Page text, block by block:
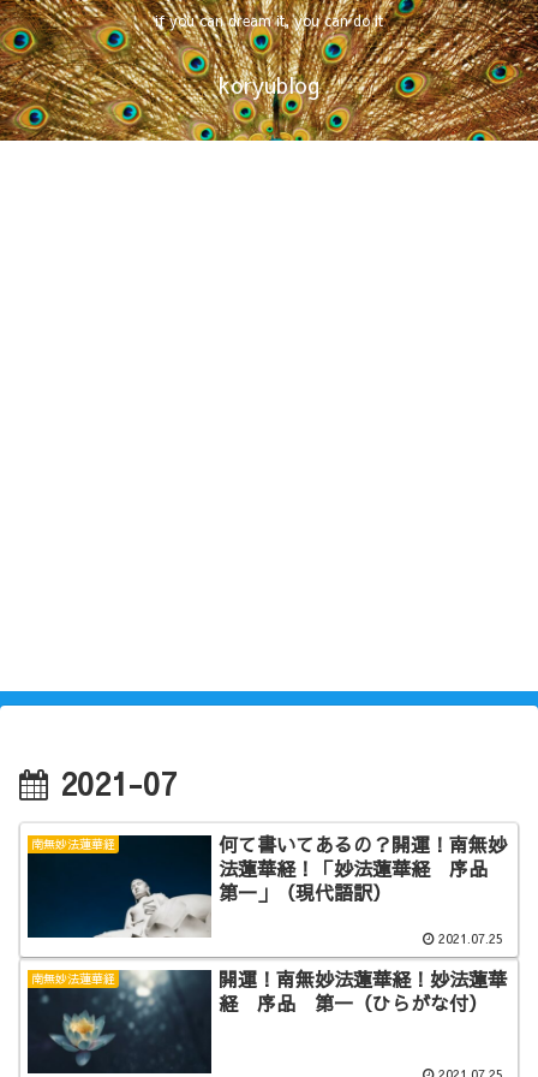
if you can dream it, you can do it
koryublog
2021-07
南無妙法蓮華経
何て書いてあるの？開運！南無妙
法蓮華経！「妙法蓮華経 序品
第一」（現代語訳）
2021.07.25
南無妙法蓮華経
開運！南無妙法蓮華経！妙法蓮華
経 序品 第一（ひらがな付）